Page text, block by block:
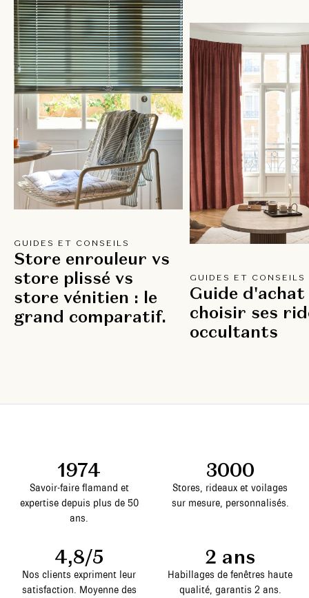
GUIDES ET CONSEILS
Store enrouleur vs
store plissé vs
store vénitien : le
grand comparatif.
GUIDES ET CONSEILS
Guide d'achat
choisir ses
occultants
1974
Savoir-faire flamand et
expertise depuis plus de 50
ans.
3000
Stores, rideaux et voilages
sur mesure, personnalisés.
4,8/5
Nos clients expriment leur
satisfaction. Moyenne des
2 ans
Habillages de fenêtres haute
qualité, garantis 2 ans.